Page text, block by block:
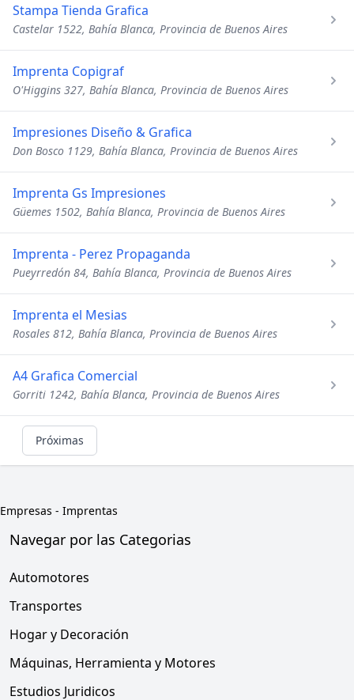
Stampa Tienda Grafica
Castelar 1522, Bahía Blanca, Provincia de Buenos Aires
Imprenta Copigraf
O'Higgins 327, Bahía Blanca, Provincia de Buenos Aires
Impresiones Diseño & Grafica
Don Bosco 1129, Bahía Blanca, Provincia de Buenos Aires
Imprenta Gs Impresiones
Güemes 1502, Bahía Blanca, Provincia de Buenos Aires
Imprenta - Perez Propaganda
Pueyrredón 84, Bahía Blanca, Provincia de Buenos Aires
Imprenta el Mesias
Rosales 812, Bahía Blanca, Provincia de Buenos Aires
A4 Grafica Comercial
Gorriti 1242, Bahía Blanca, Provincia de Buenos Aires
Próximas
Empresas - Imprentas
Navegar por las Categorias
Automotores
Transportes
Hogar y Decoración
Máquinas, Herramienta y Motores
Estudios Juridicos